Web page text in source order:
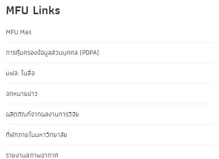
MFU Links
MFU Mail
การคุ้มครองข้อมูลส่วนบุคคล (PDPA)
มฟล. ในสื่อ
จดหมายข่าว
ผลิตภัณฑ์จากผลงานการวิจัย
ที่พักภายในมหาวิทยาลัย
รายงานสภาพอากาศ